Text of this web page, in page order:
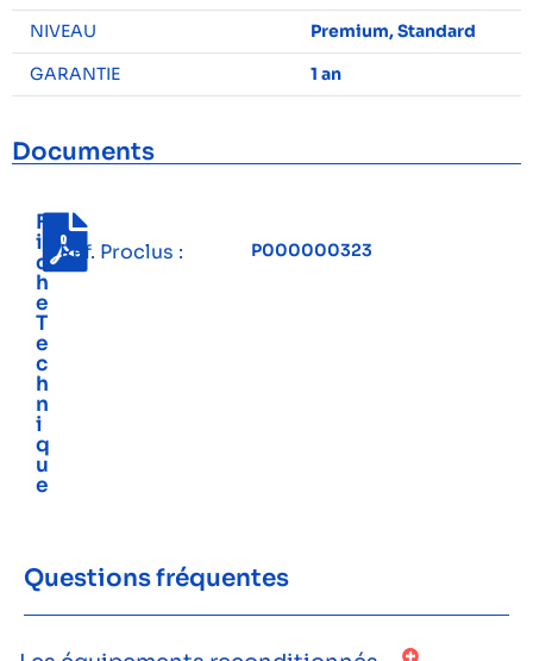
NIVEAU
Premium, Standard
GARANTIE
1 an
Documents
F
i
c
h
e
T
e
c
h
n
i
q
u
e
Réf. Proclus : P000000323
Questions fréquentes